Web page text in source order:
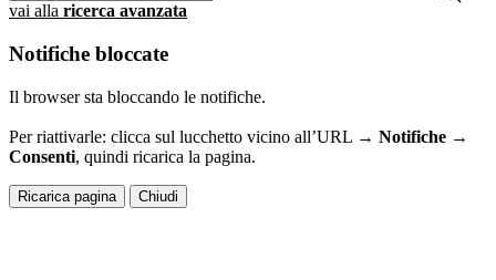
vai alla ricerca avanzata
Notifiche bloccate
Il browser sta bloccando le notifiche.
Per riattivarle: clicca sul lucchetto vicino all’URL → Notifiche →
Consenti, quindi ricarica la pagina.
Ricarica pagina Chiudi